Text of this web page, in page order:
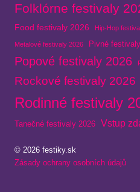
Folklórne festivaly
Food festivaly 2026 Hip-Hop
Metalové festivaly 2026 Pivné
Popové festivaly 2026
Rockové festivaly 2026
Rodinné festivaly
Tanečné festivaly 2026 Vstup
© 2026 festiky.sk
Zásady ochrany osobních údajů